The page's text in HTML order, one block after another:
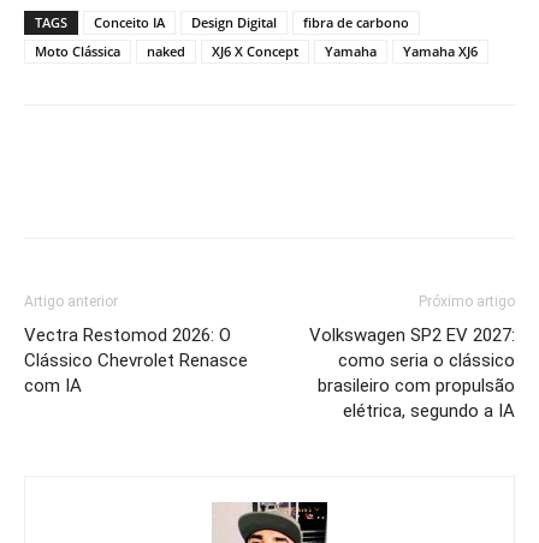
TAGS Conceito IA Design Digital
fibra de carbono
Moto Clássica
naked XJ6 X Concept Yamaha Yamaha XJ6
Artigo anterior
Vectra Restomod 2026: O
Clássico Chevrolet Renasce
com IA
Próximo artigo
Volkswagen SP2 EV 2027:
como seria o clássico
brasileiro com propulsão
elétrica, segundo a IA